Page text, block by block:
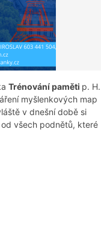
Trénování paměti p. H.
myšlenkových map
v dnešní době si
všech podnětů, které